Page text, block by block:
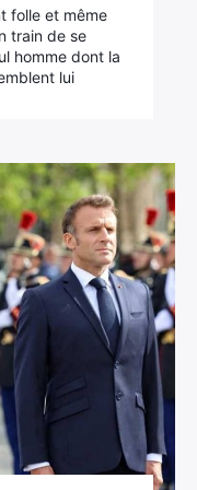
folle et même
train de se
homme dont la
lui